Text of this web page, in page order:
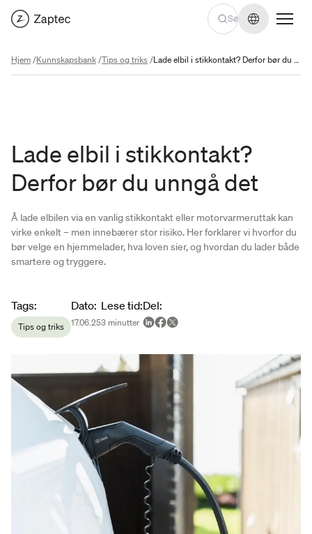
Endre
Hjem/Kunnskapsbank/Tips og triks/ Lade elbil i stikkontakt? Derfor bør du unngå det
Lade elbil i stikkontakt?
Derfor bør du unngå det
Å lade elbilen via en vanlig stikkontakt eller motorvarmeruttak kan
virke enkelt – men innebærer stor risiko. Her forklarer vi hvorfor du
bør velge en hjemmelader, hva loven sier, og hvordan du lader både
smartere og tryggere.
Article metadata
Tags:
Tips og triks
Dato:
17.06.25
Lese tid:
3 minutter
Del: